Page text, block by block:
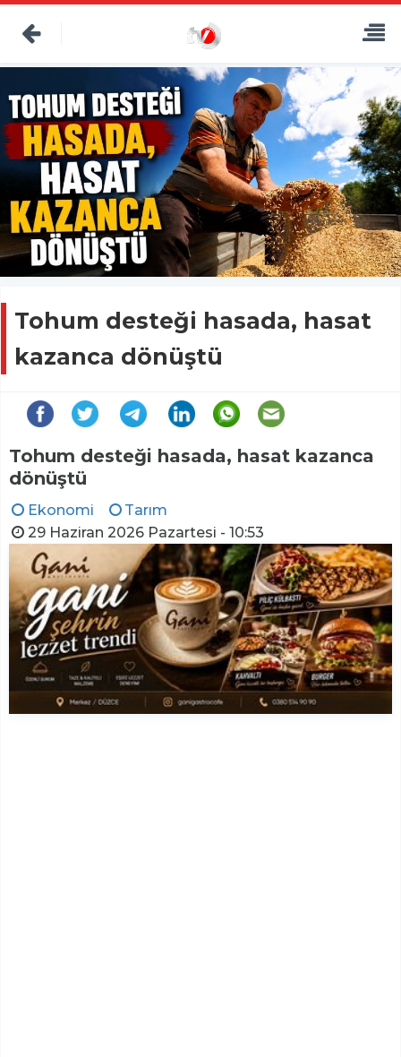
Tohum desteği hasada, hasat
kazanca dönüştü
Tohum desteği hasada, hasat kazanca
dönüştü
Ekonomi
Tarım
29 Haziran 2026 Pazartesi - 10:53